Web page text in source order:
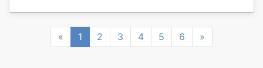
« Previous
1 2 3 4 5 6 »